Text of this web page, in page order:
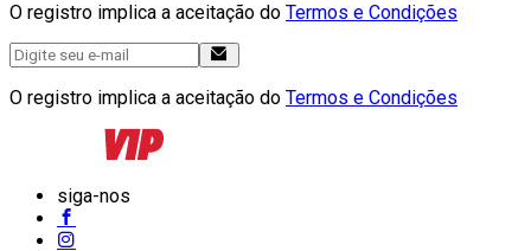
O registro implica a aceitação do Termos e Condições
O registro implica a aceitação do Termos e Condições
siga-nos